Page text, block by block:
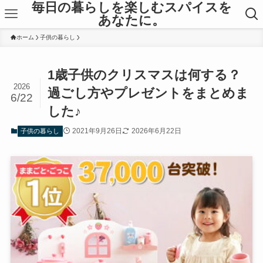
毎日の暮らしを楽しむスパイスを
あなたに。
ホーム 子供の暮らし
1歳子供のクリスマスは何する？
過ごし方やプレゼントをまとめま
した♪
2026
6/22
子供の暮らし 2021年9月26日 2026年6月22日